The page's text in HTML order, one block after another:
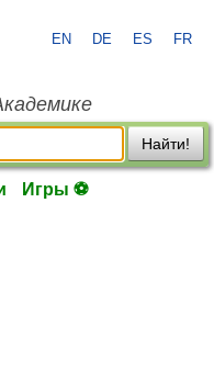
EN DE ES FR
Найти!
Игры ⚽